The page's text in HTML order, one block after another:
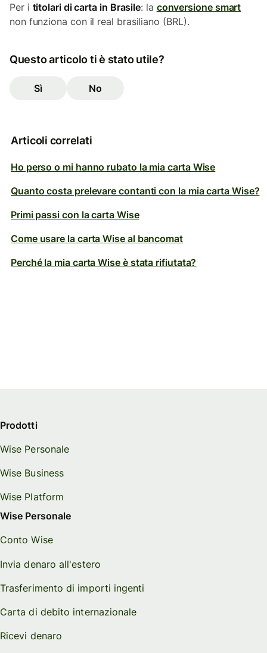
Per i titolari di carta in Brasile: la conversione smart
non funziona con il real brasiliano (BRL).
Questo articolo ti è stato utile?
Sì No
Articoli correlati
Ho perso o mi hanno rubato la mia carta Wise
Quanto costa prelevare contanti con la mia carta Wise?
Primi passi con la carta Wise
Come usare la carta Wise al bancomat
Perché la mia carta Wise è stata rifiutata?
Prodotti
Wise Personale
Wise Business
Wise Platform
Wise Personale
Conto Wise
Invia denaro all'estero
Trasferimento di importi ingenti
Carta di debito internazionale
Ricevi denaro